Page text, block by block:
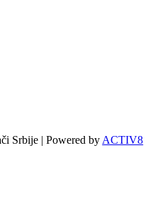
Srbije | Powered by ACTIV8